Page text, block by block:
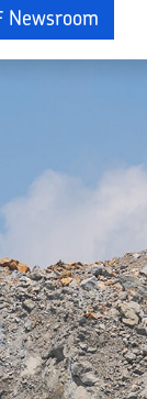
Newsroom